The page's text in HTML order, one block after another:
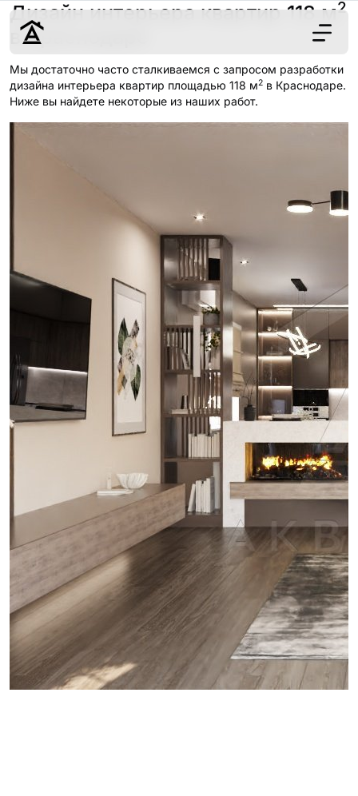
Дизайн
Ремонт
Цены
г. Краснодар
8 (861) 945-12-
34
Обсудить
проект
Дизайн интерьера квартир 118 м2
в Краснодаре
Мы достаточно часто сталкиваемся с запросом разработки
дизайна интерьера квартир площадью 118 м2 в Краснодаре.
Ниже вы найдете некоторые из наших работ.